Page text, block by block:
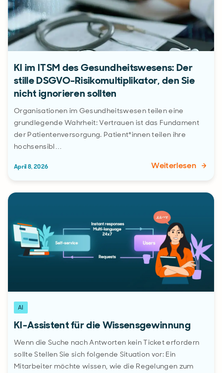
KI im ITSM des Gesundheitswesens: Der
stille DSGVO-Risikomultiplikator, den Sie
nicht ignorieren sollten
Organisationen im Gesundheitswesen teilen eine
grundlegende Wahrheit: Vertrauen ist das Fundament
der Patientenversorgung. Patient*innen teilen ihre
hochsensibl…
April 8, 2026 Weiterlesen
AI
KI-Assistent für die Wissensgewinnung
Wenn die Suche nach Antworten kein Ticket erfordern
sollte Stellen Sie sich folgende Situation vor: Ein
Mitarbeiter möchte wissen, wie die Regelungen zum